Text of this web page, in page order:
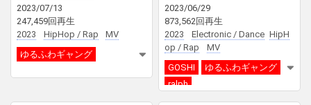
2023/07/13
247,459回再生
2023
HipHop / Rap
MV
ゆるふわギャング
2023/06/29
873,562回再生
2023
Electronic / Dance HipH
op / Rap
MV
GOSHI
ゆるふわギャング
ralph